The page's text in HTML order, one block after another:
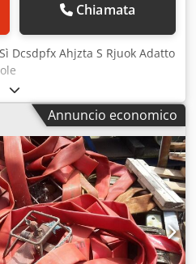
Chiamata
Dcsdpfx Ahjzta S Rjuok Adatto
Annuncio economico